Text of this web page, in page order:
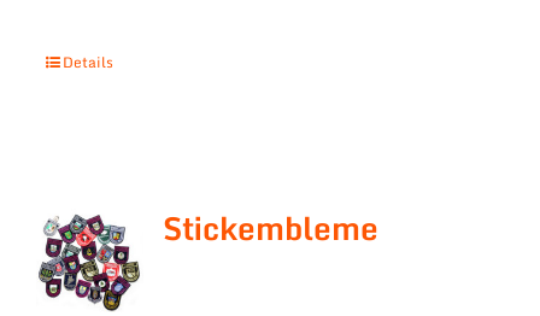
Details
Stickembleme